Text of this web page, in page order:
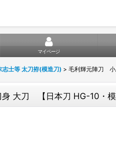
マイページ
志士等 太刀拵(模造刀) > 毛利輝元陣刀 小
大刀 【日本刀 HG-10・模